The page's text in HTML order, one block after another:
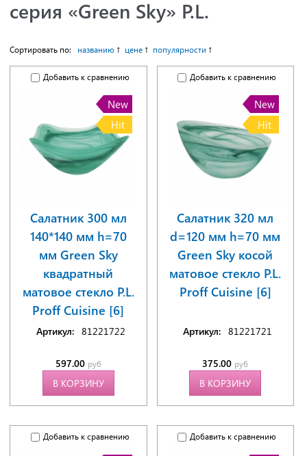
серия «Green Sky» P.L.
Сортировать по: названию цене популярности
Добавить к сравнению
New
Hit
Салатник 300 мл
140*140 мм h=70
мм Green Sky
квадратный
матовое стекло P.L.
Proff Cuisine [6]
Артикул: 81221722
597.00 руб
В КОРЗИНУ
Добавить к сравнению
New
Hit
Салатник 320 мл
d=120 мм h=70 мм
Green Sky косой
матовое стекло P.L.
Proff Cuisine [6]
Артикул: 81221721
375.00 руб
В КОРЗИНУ
Добавить к сравнению Добавить к сравнению